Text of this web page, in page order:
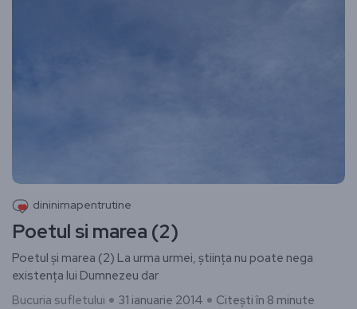
dininimapentrutine
Poetul si marea (2)
Poetul și marea (2) ​La urma urmei, știința nu poate nega
existența lui Dumnezeu dar
Bucuria sufletului
31 ianuarie 2014 Citești în 8 minute